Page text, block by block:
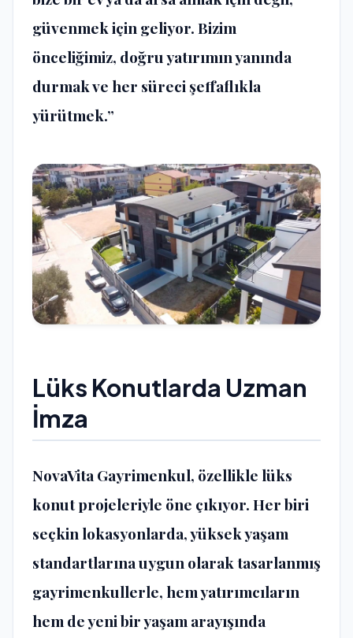
güvenmek için geliyor. Bizim
önceliğimiz, doğru yatırımın yanında
durmak ve her süreci şeffaflıkla
yürütmek.”
Lüks Konutlarda Uzman
İmza
NovaVita Gayrimenkul, özellikle lüks
konut projeleriyle öne çıkıyor. Her biri
seçkin lokasyonlarda, yüksek yaşam
standartlarına uygun olarak tasarlanmış
gayrimenkullerle, hem yatırımcıların
hem de yeni bir yaşam arayışında